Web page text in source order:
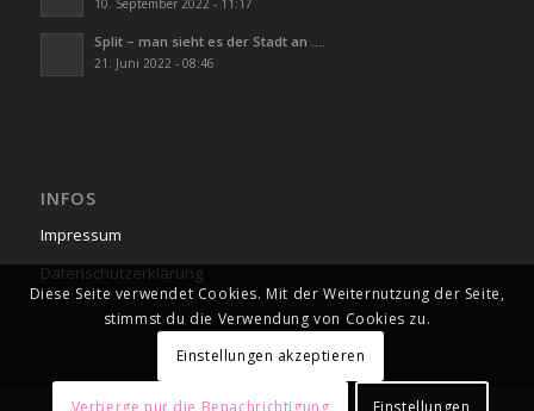
10. September 2022 - 11:17
Split – man sieht es der Stadt an ….
21. Juni 2022 - 08:46
INFOS
Impressum
Datenschutzerklärung
Diese Seite verwendet Cookies. Mit der Weiternutzung der Seite,
stimmst du die Verwendung von Cookies zu.
Einstellungen akzeptieren
Verberge nur die Benachrichtigung Einstellungen